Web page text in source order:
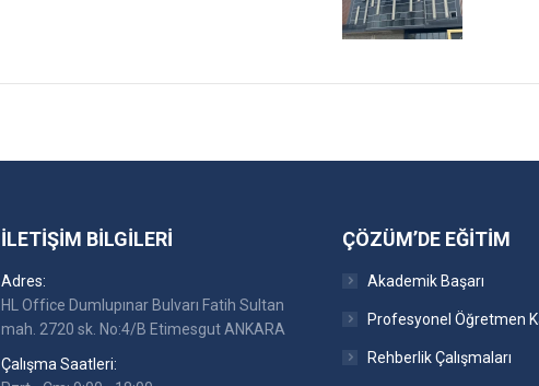
İLETIŞIM BILGILERI
Adres:
HL Office Dumlupınar Bulvarı Fatih Sultan
mah. 2720 sk. No:4/B Etimesgut ANKARA
Çalışma Saatleri:
ÇÖZÜM’DE EĞITIM
Akademik Başarı
Profesyonel Öğretmen
Rehberlik Çalışmaları